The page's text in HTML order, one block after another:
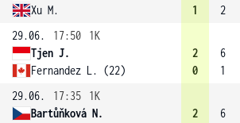
Xu M.
1
2
29.06.
17:50
1K
Tjen J.
Fernandez L. (22)
2
0
6
1
29.06.
17:35
1K
Bartůňková N.
2
6